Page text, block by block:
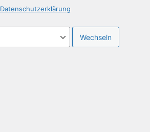
Datenschutzerklärung